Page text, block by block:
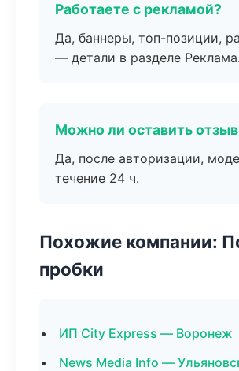
Работаете с рекламой?
Да, баннеры, топ-позиции,
— детали в разделе Реклама.
Можно ли оставить
Да, после авторизации,
течение 24 ч.
Похожие компании:
пробки
ИП City Express — Воронеж
News Media Info —